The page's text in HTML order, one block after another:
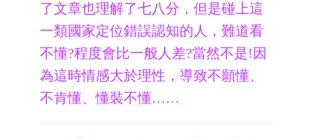
了文章也理解了七八分，但是碰上這
一類國家定位錯誤認知的人，難道看
不懂?程度會比一般人差?當然不是!因
為這時情感大於理性，導致不願懂、
不肯懂、懂裝不懂……